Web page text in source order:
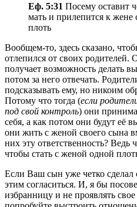
Еф. 5:31 Посему оставит
мать и прилепится к жене
плоть
Вообщем-то, здесь сказано,
отлепился от своих родителей.
получает возможность делать
потом за него отвечать.
подсказывать ему, но никоим
Потому что тогда (если
под свой контроль) они
себя, а как потом они будут её
они жить с женой своего сына
них эту ответственность? Ведь
чтобы стать с женой одной
Если Ваш сын уже четко сделал
этим согласиться. И, я бы
избранницу и не проявлять